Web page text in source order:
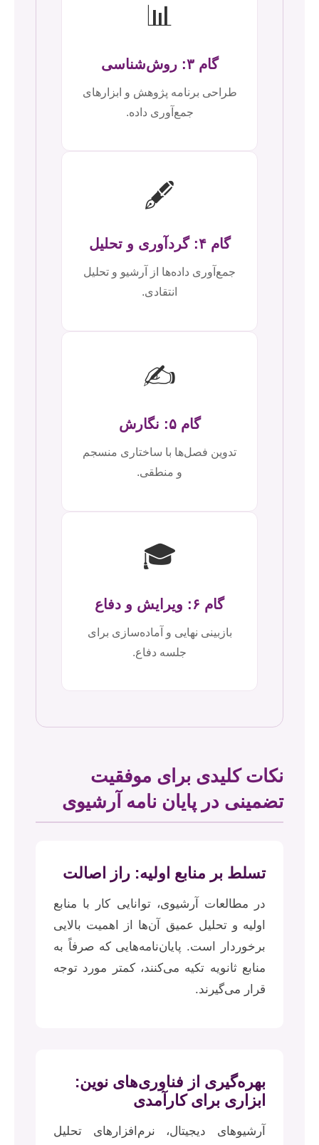
📊
گام ۳: روش‌شناسی
طراحی برنامه پژوهش و ابزارهای
جمع‌آوری داده.
🖋️
گام ۴: گردآوری و تحلیل
جمع‌آوری داده‌ها از آرشیو و تحلیل
انتقادی.
✍️
گام ۵: نگارش
تدوین فصل‌ها با ساختاری منسجم
و منطقی.
🎓
گام ۶: ویرایش و دفاع
بازبینی نهایی و آماده‌سازی برای
جلسه دفاع.
نکات کلیدی برای موفقیت
تضمینی در پایان نامه آرشیوی
تسلط بر منابع اولیه: راز اصالت
در مطالعات آرشیوی، توانایی کار با منابع
اولیه و تحلیل عمیق آن‌ها از اهمیت بالایی
برخوردار است. پایان‌نامه‌هایی که صرفاً به
منابع ثانویه تکیه می‌کنند، کمتر مورد توجه
قرار می‌گیرند.
بهره‌گیری از فناوری‌های نوین:
ابزاری برای کارآمدی
آرشیوهای دیجیتال، نرم‌افزارهای تحلیل